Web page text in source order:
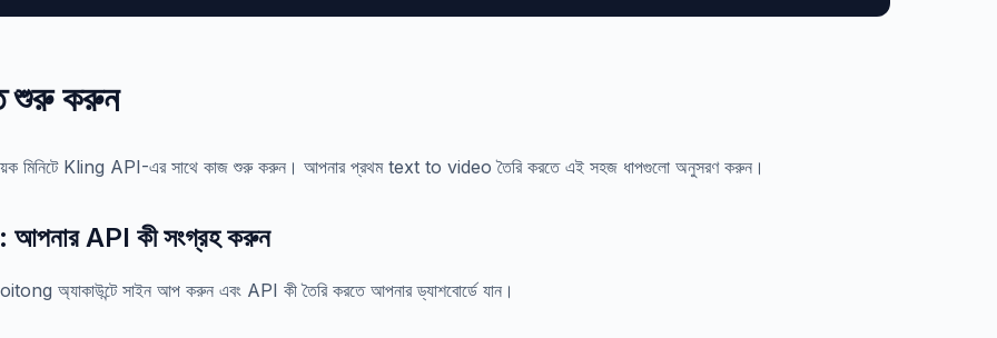
শুরু করুন
মিনিটে Kling API-এর সাথে কাজ শুরু করুন। আপনার প্রথম text to video তৈরি করতে এই সহজ ধাপগুলো অনুসরণ করুন।
আপনার API কী সংগ্রহ করুন
অ্যাকাউন্টে সাইন আপ করুন এবং API কী তৈরি করতে আপনার ড্যাশবোর্ডে যান।